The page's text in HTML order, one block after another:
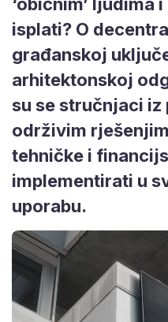
isplati? O
građanskoj
arhitektonskoj
su se stručnjaci iz
održivim
tehničke i
implementirati u
uporabu.